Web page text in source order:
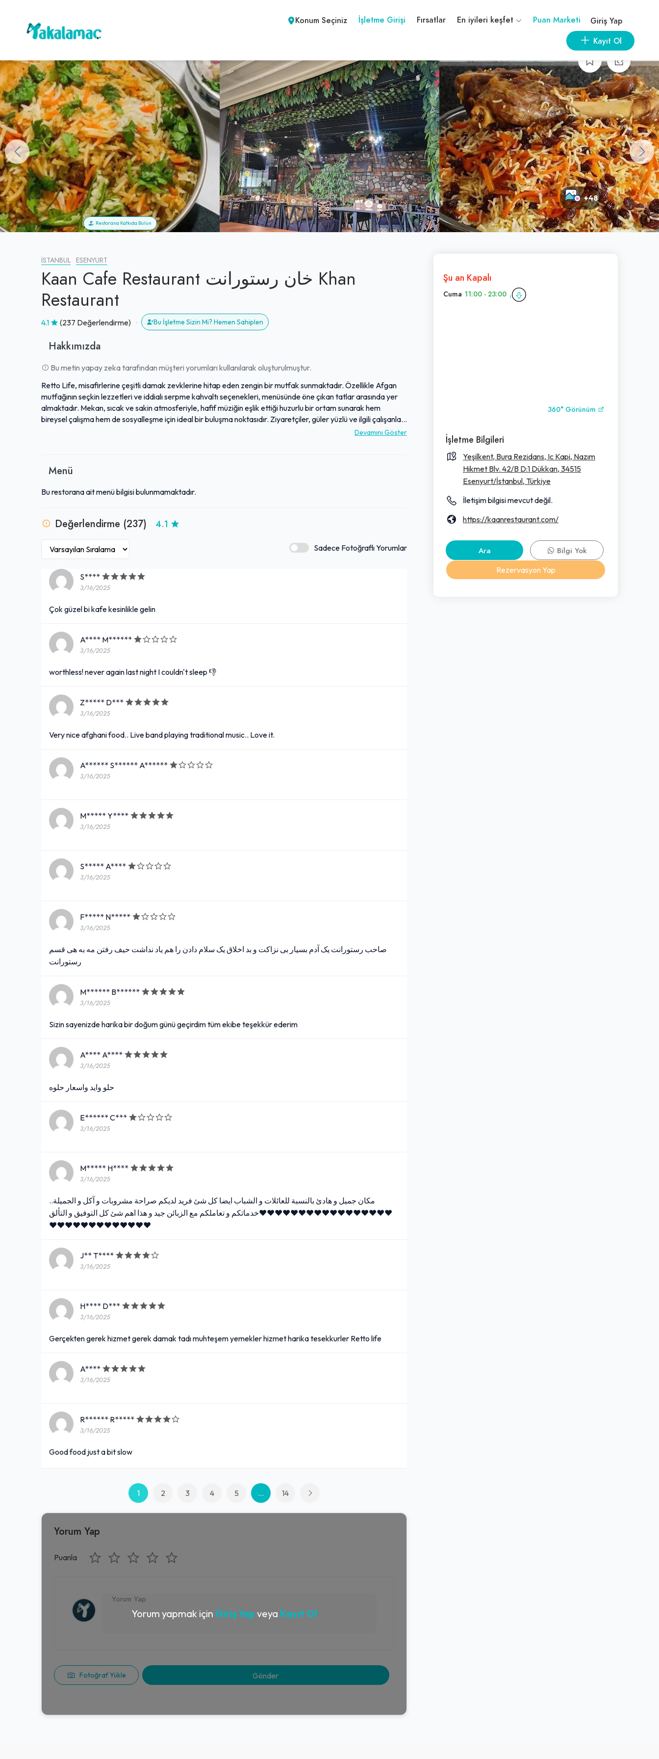
Konum Seçiniz İşletme Girişi Fırsatlar En iyileri keşfet Puan Marketi
Giriş Yap
Kayıt Ol
+48
Restorana Katkıda Bulun
İSTANBUL ESENYURT
Kaan Cafe Restaurant خان رستورانت Khan
Restaurant
4.1 (237 Değerlendirme) Bu İşletme Sizin Mi? Hemen Sahiplen
Hakkımızda
Bu metin yapay zeka tarafından müşteri yorumları kullanılarak oluşturulmuştur.
Retto Life, misafirlerine çeşitli damak zevklerine hitap eden zengin bir mutfak sunmaktadır. Özellikle Afgan
mutfağının seçkin lezzetleri ve iddialı serpme kahvaltı seçenekleri, menüsünde öne çıkan tatlar arasında yer
almaktadır. Mekan, sıcak ve sakin atmosferiyle, hafif müziğin eşlik ettiği huzurlu bir ortam sunarak hem
bireysel çalışma hem de sosyalleşme için ideal bir buluşma noktasıdır. Ziyaretçiler, güler yüzlü ve ilgili çalışanlar
sayesinde özenli ve profesyonel bir hizmet deneyimi yaşamaktadır. Kaliteli yemekleri, konforlu ortamı ve
Devamını Göster
Menü
Bu restorana ait menü bilgisi bulunmamaktadır.
Değerlendirme (237) 4.1
Sadece Fotoğraflı Yorumlar
S****
3/16/2025
Çok güzel bi kafe kesinlikle gelin
A**** M******
3/16/2025
worthless! never again last night I couldn't sleep 👎
Z***** D***
3/16/2025
Very nice afghani food.. Live band playing traditional music.. Love it.
A****** S****** A******
3/16/2025
M***** Y****
3/16/2025
S***** A****
3/16/2025
F***** N*****
3/16/2025
صاحب رستورانت یک آدم بسیار بی نزاکت و بد اخلاق یک سلام دادن را هم یاد نداشت حیف رفتن مه به هی قسم
رستورانت
M****** B******
3/16/2025
Sizin sayenizde harika bir doğum günü geçirdim tüm ekibe teşekkür ederim
A**** A****
3/16/2025
حلو وايد واسعار حلوه
E****** C***
3/16/2025
M***** H****
3/16/2025
مكان جميل و هادئ بالنسبة للعائلات و الشباب ايضا كل شئ فريد لديكم صراحة مشروبات و آكل و الجميلة..
خدماتكم و تعاملكم مع الزبائن جيد و هذا اهم شئ كل التوفيق و التألق❤❤❤❤❤❤❤❤❤❤❤❤❤❤❤❤❤
❤❤❤❤❤❤❤❤❤❤❤❤❤
J** T****
3/16/2025
H**** D***
3/16/2025
Gerçekten gerek hizmet gerek damak tadı muhteşem yemekler hizmet harika tesekkurler Retto life
A****
3/16/2025
R****** R*****
3/16/2025
Good food just a bit slow
1 2 3 4 5 ... 14
Yorum Yap
Puanla
Fotoğraf Yükle
Yorum yapmak için Giriş Yap veya Kayıt Ol
Şu an Kapalı
Cuma 11:00 - 23:00
360° Görünüm
İşletme Bilgileri
Yeşilkent, Bura Rezidans, Ic Kapi, Nazım
Hikmet Blv. 42/B D:1 Dükkan, 34515
Esenyurt/İstanbul, Türkiye
İletişim bilgisi mevcut değil.
https://kaanrestaurant.com/
Ara
Bilgi Yok
Rezervasyon Yap